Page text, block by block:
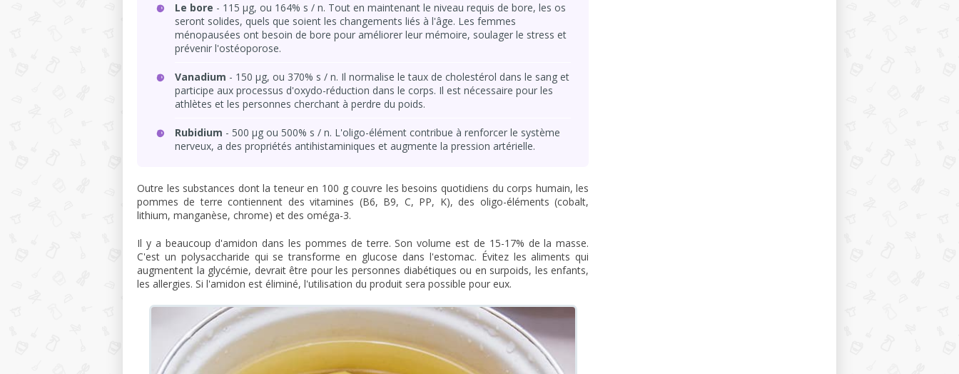
Le bore - 115 µg, ou 164% s / n. Tout en maintenant le niveau requis de bore, les os
seront solides, quels que soient les changements liés à l'âge. Les femmes
ménopausées ont besoin de bore pour améliorer leur mémoire, soulager le stress et
prévenir l'ostéoporose.
Vanadium - 150 µg, ou 370% s / n. Il normalise le taux de cholestérol dans le sang et
participe aux processus d'oxydo-réduction dans le corps. Il est nécessaire pour les
athlètes et les personnes cherchant à perdre du poids.
Rubidium - 500 µg ou 500% s / n. L'oligo-élément contribue à renforcer le système
nerveux, a des propriétés antihistaminiques et augmente la pression artérielle.
Outre les substances dont la teneur en 100 g couvre les besoins quotidiens du corps humain, les
pommes de terre contiennent des vitamines (B6, B9, C, PP, K), des oligo-éléments (cobalt,
lithium, manganèse, chrome) et des oméga-3.
Il y a beaucoup d'amidon dans les pommes de terre. Son volume est de 15-17% de la masse.
C'est un polysaccharide qui se transforme en glucose dans l'estomac. Évitez les aliments qui
augmentent la glycémie, devrait être pour les personnes diabétiques ou en surpoids, les enfants,
les allergies. Si l'amidon est éliminé, l'utilisation du produit sera possible pour eux.